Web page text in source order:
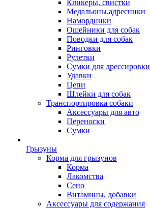
Кликеры, свистки
Медальоны,адресники
Намордники
Ошейники для собак
Поводки для собак
Ринговки
Рулетки
Сумки для дрессировки
Удавки
Цепи
Шлейки для собак
Транспортировка собаки
Аксессуары для авто
Переноски
Сумки
Грызуны
Корма для грызунов
Корма
Лакомства
Сено
Витамины, добавки
Аксессуары для содержания